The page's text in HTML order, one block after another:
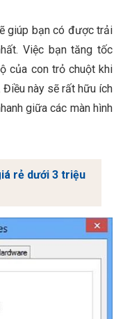
giúp bạn có được trải
Việc bạn tăng tốc
của con trỏ chuột khi
này sẽ rất hữu ích
giữa các màn hình
rẻ dưới 3 triệu